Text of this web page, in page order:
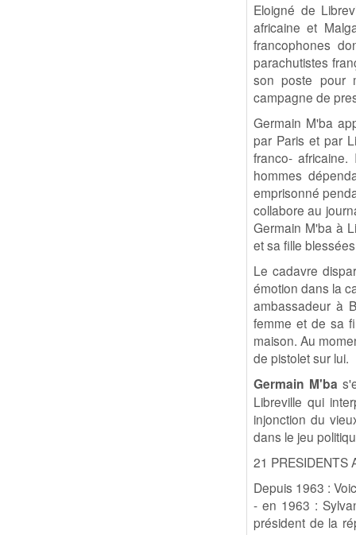
Eloigné de
africaine et
francophones
parachutistes
son poste pour
campagne de
Germain M'ba
par Paris et par
franco-
hommes
emprisonné
collabore au
Germain M'ba à
et sa fille
Le cadavre
émotion dans la
ambassadeur à
femme et de sa
maison. Au
de pistolet sur lui.
Germain M'ba
Libreville qui
injonction du
dans le jeu
21 PRESIDENTS
Depuis 1963 :
- en 1963 :
président de la